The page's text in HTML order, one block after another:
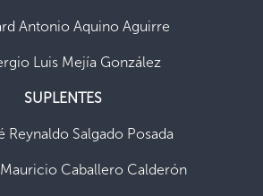
Antonio Aquino Aguirre
Luis Mejía González
SUPLENTES
Reynaldo Salgado Posada
Caballero Calderón